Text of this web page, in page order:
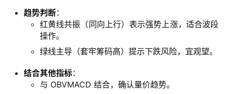
目
资
登录
趋势判断：
红黄线共振（同向上行）表示强势上涨，适合波段
操作。
绿线主导（套牢筹码高）提示下跌风险，宜观望。
结合其他指标：
与 OBVMACD 结合，确认量价趋势。